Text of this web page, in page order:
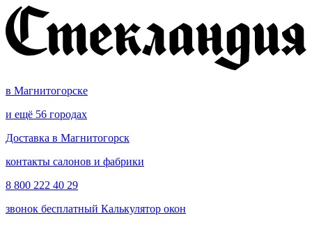
в Магнитогорске
и ещё 56 городах
Доставка в Магнитогорск
контакты салонов и фабрики
8 800 222 40 29
звонок бесплатный Калькулятор окон